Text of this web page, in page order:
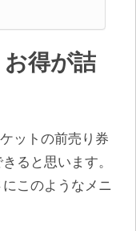
得が詰
ットの前売り券
ると思います。
このようなメニ